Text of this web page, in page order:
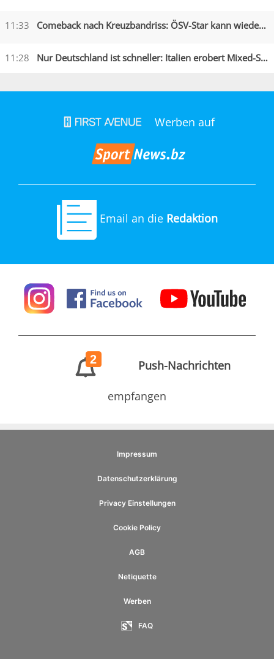
11:33 Comeback nach Kreuzbandriss: ÖSV-Star kann wieder lachen
11:28 Nur Deutschland ist schneller: Italien erobert Mixed-Silber
Werben auf
Email an die Redaktion
2 Push-Nachrichten
empfangen
Impressum
Datenschutzerklärung
Privacy Einstellungen
Cookie Policy
AGB
Netiquette
Werben
FAQ